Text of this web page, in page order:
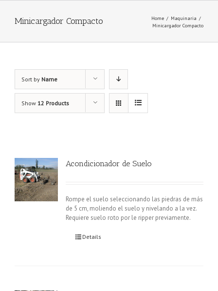
Minicargador Compacto Home / Maquinaria /
Minicargador Compacto
Sort by Name
Show 12 Products
Acondicionador de Suelo
Rompe el suelo seleccionando las piedras de más
de 5 cm, moliendo el suelo y nivelando a la vez.
Requiere suelo roto por le ripper previamente.
Details